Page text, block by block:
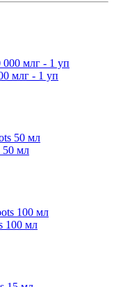
млг - 1 уп
50 мл
100 мл